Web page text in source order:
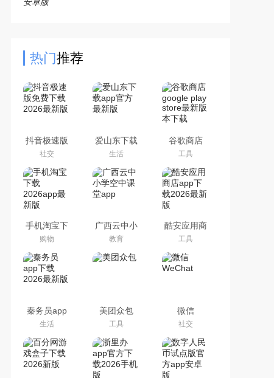
热门推荐
抖音极速版
免费下载
2026最新版
社交
爱山东下载
app官方最
新版
生活
谷歌商店
google play
store最新版
本下载
工具
手机淘宝下
载2026app
最新版
购物
广西云中小
学空中课堂
app
教育
酷安应用商
店app下载
2026最新版
工具
秦务员app
下载2026最
新版
生活
美团众包
工具
微信
WeChat
社交